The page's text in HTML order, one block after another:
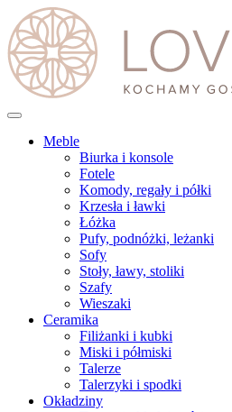
Meble
Biurka i konsole
Fotele
Komody, regały i półki
Krzesła i ławki
Łóżka
Pufy, podnóżki, leżanki
Sofy
Stoły, ławy, stoliki
Szafy
Wieszaki
Ceramika
Filiżanki i kubki
Miski i półmiski
Talerze
Talerzyki i spodki
Okładziny